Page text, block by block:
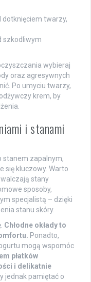
dotknięciem twarzy,
szkodliwym
wybieraj
oraz agresywnych
Po umyciu twarzy,
krem, by
i stanami
stanem zapalnym,
się kluczowy. Warto
stany
sposoby,
specjalistą – dzięki
stanu skóry.
Chłodne okłady to
Ponadto,
mogą wspomóc
płatków
i delikatnie
jednak pamiętać o